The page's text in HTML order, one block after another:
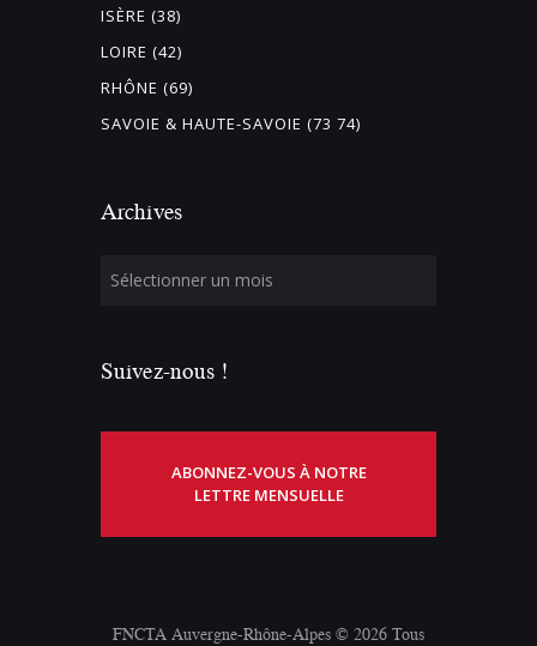
ISÈRE (38)
LOIRE (42)
RHÔNE (69)
SAVOIE & HAUTE-SAVOIE (73 74)
Archives
Suivez-nous !
ABONNEZ-VOUS À NOTRE
LETTRE MENSUELLE
FNCTA Auvergne-Rhône-Alpes © 2026 Tous